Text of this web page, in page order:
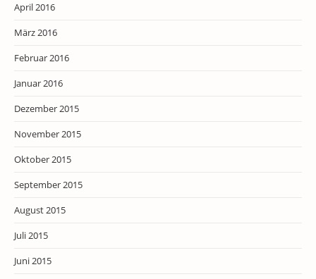
April 2016
März 2016
Februar 2016
Januar 2016
Dezember 2015
November 2015
Oktober 2015
September 2015
August 2015
Juli 2015
Juni 2015